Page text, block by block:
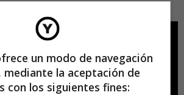
un modo de navegación
la aceptación de
con los siguientes fines: